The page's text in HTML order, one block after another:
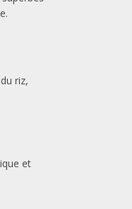
riz,
et